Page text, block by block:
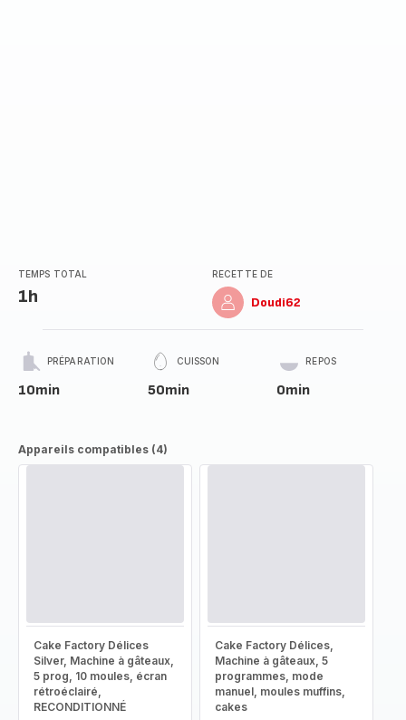
TEMPS TOTAL
1h
RECETTE DE
Doudi62
PRÉPARATION
10min
CUISSON
50min
REPOS
0min
Appareils compatibles (4)
Cake Factory Délices
Silver, Machine à gâteaux,
5 prog, 10 moules, écran
rétroéclairé,
RECONDITIONNÉ
Cake Factory Délices,
Machine à gâteaux, 5
programmes, mode
manuel, moules muffins,
cakes